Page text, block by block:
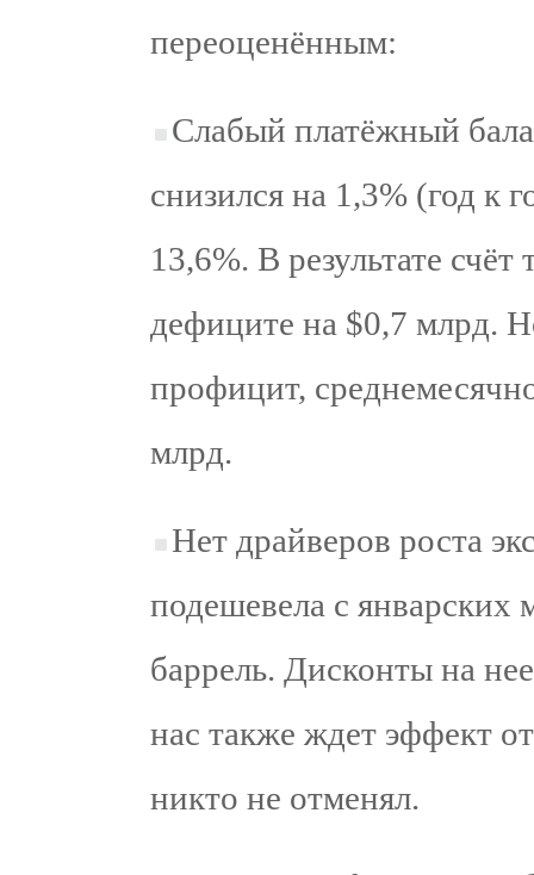
переоценённым:
Слабый платёжный
снизился на 1,3% (год к
13,6%. В результате
дефиците на $0,7 млрд.
профицит,
млрд.
Нет драйверов роста
подешевела с январских
баррель. Дисконты на
нас также ждет эффект
никто не отменял.